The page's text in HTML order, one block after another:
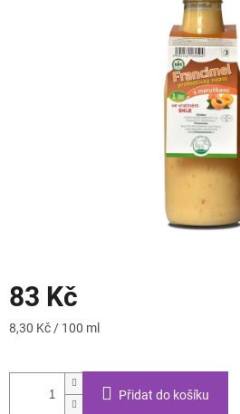
83 Kč
Měrná
8,30 Kč / 100 ml
Přidat do košíku